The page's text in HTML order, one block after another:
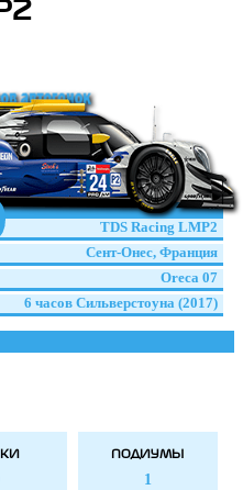
TDS Racing LMP2
Сент-Онес, Франция
Oreca 07
6 часов Сильверстоуна (2017)
ПОДИУМЫ
1